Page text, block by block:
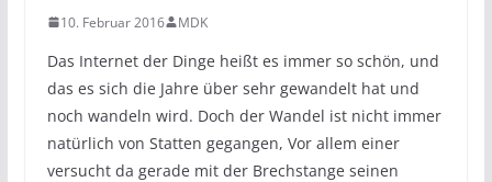
10. Februar 2016 MDK
Das Internet der Dinge heißt es immer so schön, und
das es sich die Jahre über sehr gewandelt hat und
noch wandeln wird. Doch der Wandel ist nicht immer
natürlich von Statten gegangen, Vor allem einer
versucht da gerade mit der Brechstange seinen